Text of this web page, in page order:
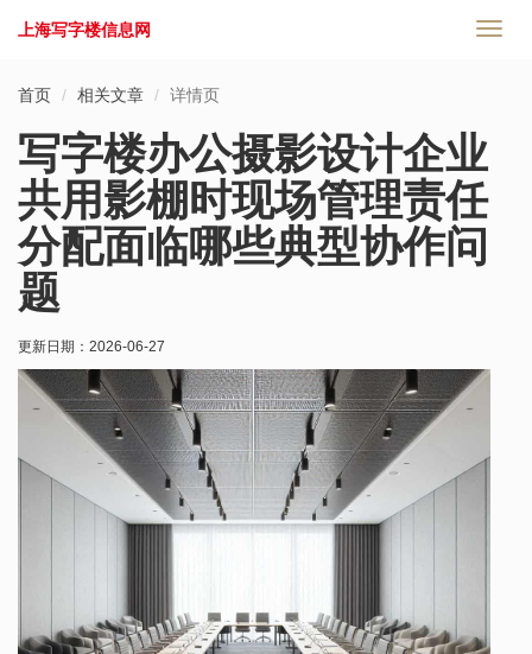
切
上海写字楼信息网
首页 相关文章 详情页
写字楼办公摄影设计企业
共用影棚时现场管理责任
分配面临哪些典型协作问
题
更新日期： 2026-06-27